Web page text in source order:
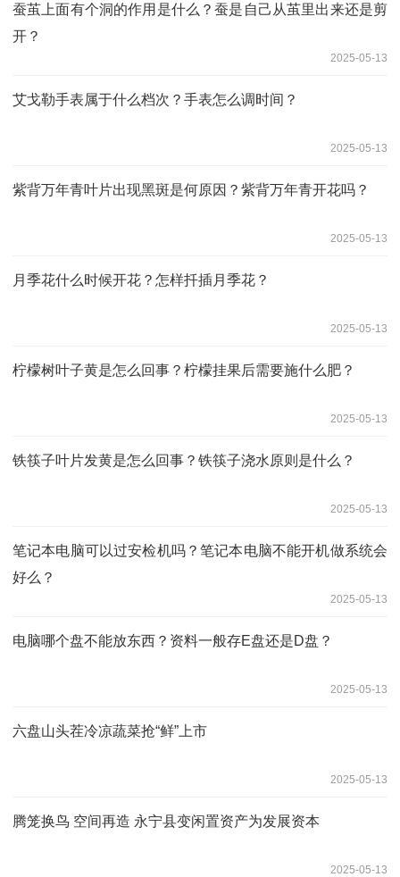
蚕茧上面有个洞的作用是什么？蚕是自己从茧里出来还是剪
开？
2025-05-13
艾戈勒手表属于什么档次？手表怎么调时间？
2025-05-13
紫背万年青叶片出现黑斑是何原因？紫背万年青开花吗？
2025-05-13
月季花什么时候开花？怎样扦插月季花？
2025-05-13
柠檬树叶子黄是怎么回事？柠檬挂果后需要施什么肥？
2025-05-13
铁筷子叶片发黄是怎么回事？铁筷子浇水原则‌是什么？
2025-05-13
笔记本电脑可以过安检机吗？笔记本电脑不能开机做系统会
好么？
2025-05-13
电脑哪个盘不能放东西？资料一般存E盘还是D盘？
2025-05-13
六盘山头茬冷凉蔬菜抢“鲜”上市
2025-05-13
腾笼换鸟 空间再造 永宁县变闲置资产为发展资本
2025-05-13